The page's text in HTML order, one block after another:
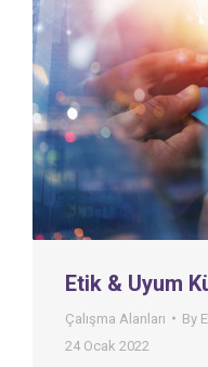
Etik & Uyum
Çalışma Alanları By
24 Ocak 2022